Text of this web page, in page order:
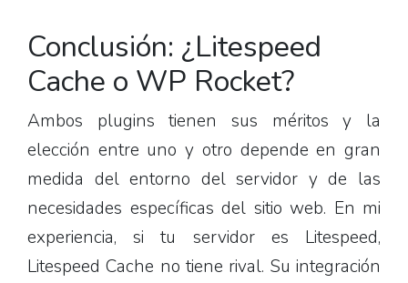
Conclusión: ¿Litespeed
Cache o WP Rocket?
Ambos plugins tienen sus méritos y la
elección entre uno y otro depende en gran
medida del entorno del servidor y de las
necesidades específicas del sitio web. En mi
experiencia, si tu servidor es Litespeed,
Litespeed Cache no tiene rival. Su integración